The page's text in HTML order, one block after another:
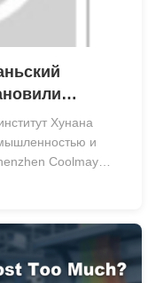
и
Хунана
и
Coolmay
Хунана